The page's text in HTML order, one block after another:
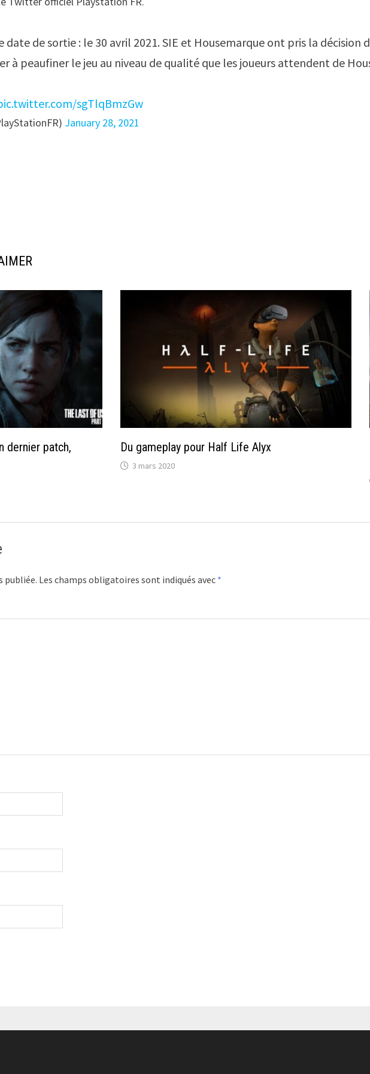
date de sortie : le 30 avril 2021. SIE et Housemarque ont pris la
à peaufiner le jeu au niveau de qualité que les joueurs attendent de
sgTlqBmzGw
January 28, 2021
dernier patch,
Du gameplay pour Half Life Alyx
3 mars 2020
publiée. Les champs obligatoires sont indiqués avec *